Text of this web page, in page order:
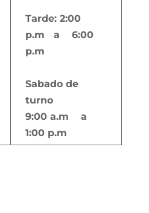
Tarde: 2:00
p.m a 6:00
p.m
Sabado de
turno
9:00 a.m a
1:00 p.m